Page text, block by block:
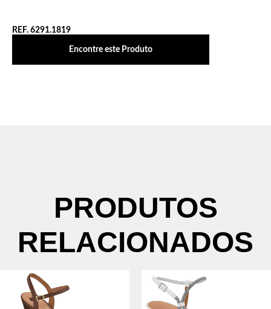
REF. 6291.1819
Encontre este Produto
PRODUTOS
RELACIONADOS